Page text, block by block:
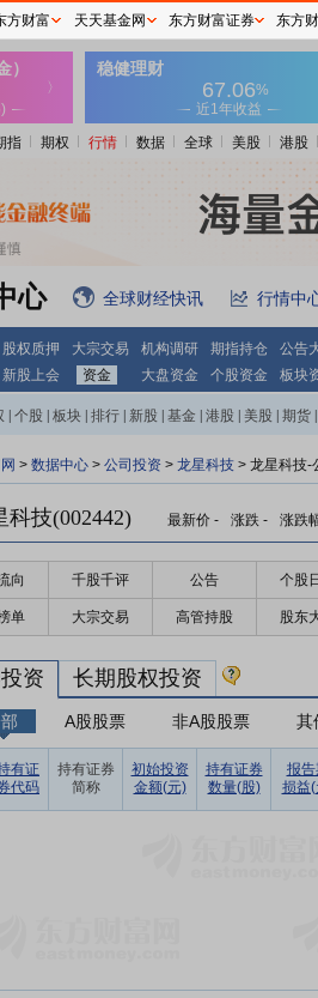
指 期权 行情 数据 全球 美股 港股
心 全球财经快讯 行情中
股权质押 大宗交易 机构调研 期指持仓
公告
新股上会 资金 大盘资金 个股资金 板块
个股 板块 排行 新股 基金 港股 美股 期货
> 数据中心 > 公司投资 > 龙星科技 > 龙星科技-
科技(002442) 最新价 - 涨跌 - 涨跌
向 千股千评 公告 个股
单 大宗交易 高管持股 股东
资 长期股权投资
A股股票 非A股股票 其
有证
代码
持有证券
简称
初始投资
金额(元)
持有证券
数量(股)
报告
损益(
方财富 天天基金网 东方财富证券 东方